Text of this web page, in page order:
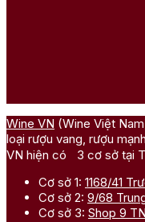
Wine VN (Wine Việt
loại rượu vang, rượu
VN hiện có 3 cơ sở tại
Cơ sở 1: 1168/41
Cơ sở 2: 9/68
Cơ sở 3: Shop 9